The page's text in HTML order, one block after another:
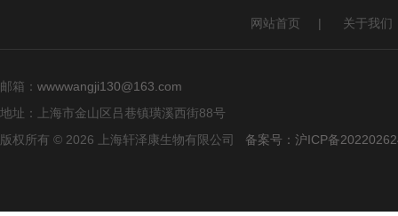
网站首页 | 关于我们
邮箱： wwwwangji130@163.com
地址：上海市金山区吕巷镇璜溪西街88号
版权所有 © 2026 上海轩泽康生物有限公司 备案号：沪ICP备